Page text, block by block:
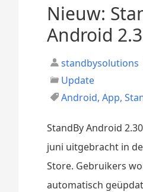
Nieuw:
Android
standbysolutions
Update
Android,App,
StandBy Android
juni uitgebracht in
Store. Gebruikers
automatisch